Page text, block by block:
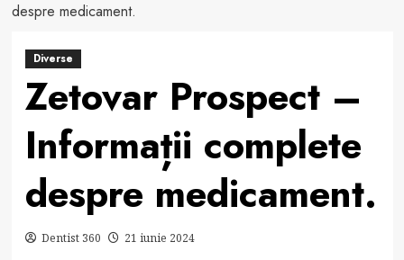
despre medicament.
Diverse
Zetovar Prospect –
Informații complete
despre medicament.
Dentist 360 21 iunie 2024